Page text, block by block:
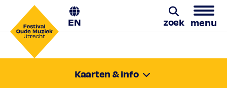
EN zoek menu
Kaarten & info